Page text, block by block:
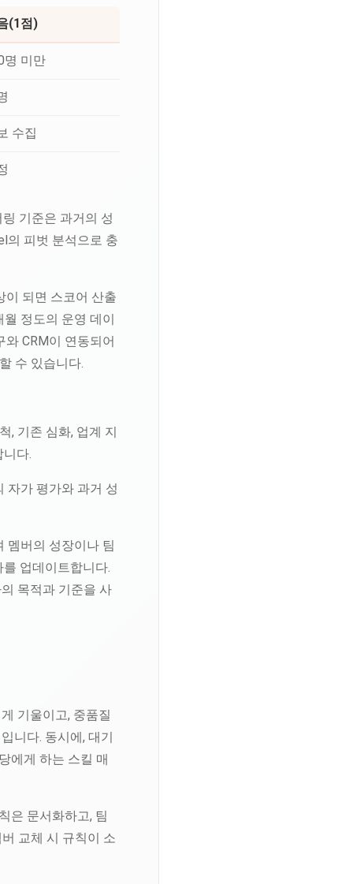
(1점)
명 미만
수집
기준은 과거의 성
의 피벗 분석으로 충
이 되면 스코어 산출
정도의 운영 데이
CRM이 연동되어
수 있습니다.
, 기존 심화, 업계 지
다.
자가 평가와 과거 성
멤버의 성장이나 팀
업데이트합니다.
목적과 기준을 사
기울이고, 중품질
니다. 동시에, 대기
에게 하는 스킬 매
은 문서화하고, 팀
교체 시 규칙이 소